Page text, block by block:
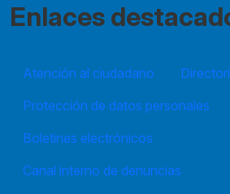
Enlaces
Atención al ciudadano
Protección de datos personales
Boletines electrónicos
Canal interno de denuncias